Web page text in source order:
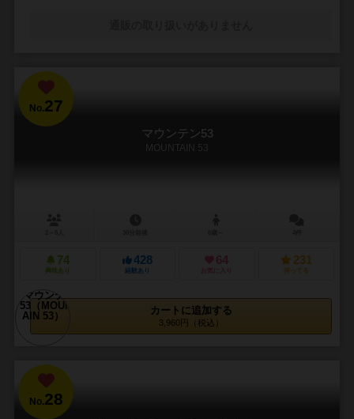
No.27
マウンテン53
MOUNTAIN 53
74
興味あり
428
経験あり
64
お気に入り
231
持ってる
カートに追加する
3,960円（税込）
No.28